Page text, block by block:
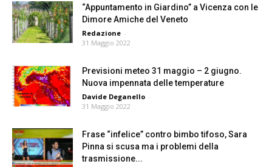
“Appuntamento in Giardino” a Vicenza con le
Dimore Amiche del Veneto
Redazione -
31 Maggio 2022
Previsioni meteo 31 maggio – 2 giugno.
Nuova impennata delle temperature
Davide Deganello -
31 Maggio 2022
Frase “infelice” contro bimbo tifoso, Sara
Pinna si scusa ma i problemi della
trasmissione...